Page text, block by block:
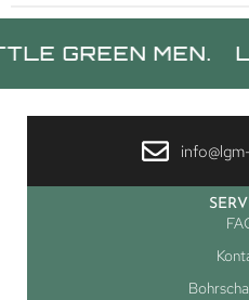
MEN. LITTLE